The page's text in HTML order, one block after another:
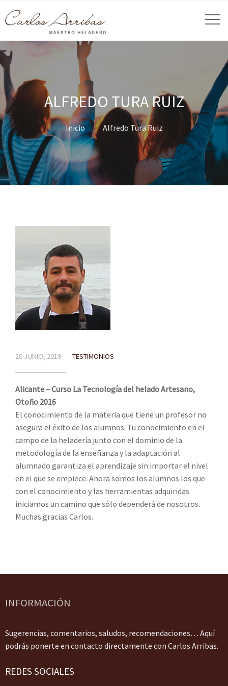
ALFREDO TURA RUIZ
Inicio Alfredo Tura Ruiz
20 JUNIO, 2019 TESTIMONIOS
Alicante – Curso La Tecnología del helado Artesano,
Otoño 2016
El conocimiento de la materia que tiene un profesor no
asegura el éxito de los alumnos. Tu conocimiento en el
campo de la heladería junto con el dominio de la
metodología de la enseñanza y la adaptación al
alumnado garantiza el aprendizaje sin importar el nivel
en el que se empiece. Ahora somos los alumnos los que
con el conocimiento y las herramientas adquiridas
iniciamos un camino que sólo dependerá de nosotros.
Muchas gracias Carlos.
INFORMACIÓN
Sugerencias, comentarios, saludos, recomendaciones… Aquí
podrás ponerte en contacto directamente con Carlos Arribas.
REDES SOCIALES